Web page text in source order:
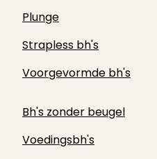
Plunge
Strapless bh's
Voorgevormde bh's
Bh's zonder beugel
Voedingsbh's